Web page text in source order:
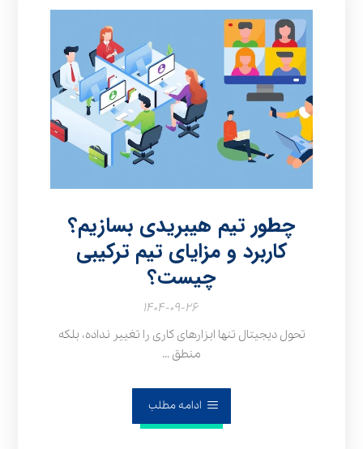
چطور تیم هیبریدی بسازیم؟
کاربرد و مزایای تیم ترکیبی
چیست؟
۱۴۰۴-۰۹-۲۶
تحول دیجیتال تنها ابزارهای کاری را تغییر نداده، بلکه
منطق ...
ادامه مطلب